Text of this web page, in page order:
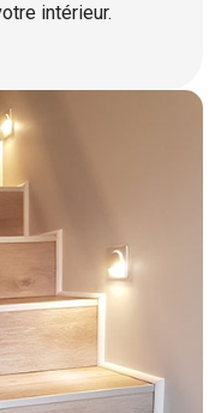
intérieur.